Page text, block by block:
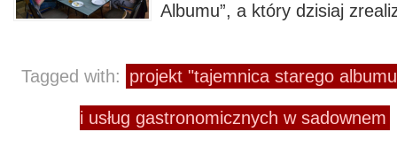
Albumu”, a który dzisiaj
Tagged with: projekt "tajemnica starego
i usług gastronomicznych w sadownem